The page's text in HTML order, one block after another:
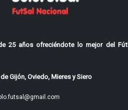
25 años ofreciéndote lo mejor del
Gijón, Oviedo, Mieres y Siero